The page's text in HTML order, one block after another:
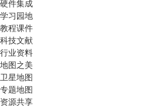
硬件集成
学习园地
教程课件
科技文献
行业资料
地图之美
卫星地图
专题地图
资源共享